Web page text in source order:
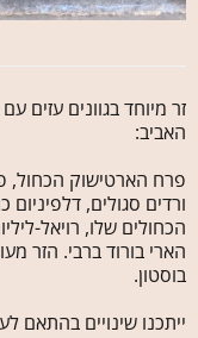
זר מיוחד בגוונים עזים
האביב:
פרח הארטישוק הכחול,
ורדים סגולים,
הכחולים שלו, רויאל-
הארי בורוד ברבי. הזר
בוסטון.
ייתכנו שינויים בהתאם